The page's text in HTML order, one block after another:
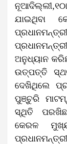
ଯାଇଥିବା
ଅନୁଧ୍ୟାନ
ଉତ୍ପତ୍ତି
ଦେଖିଥିଲେ
ପୁଞ୍ଚୁରି
ସ୍ଥିତି
କେରଳ